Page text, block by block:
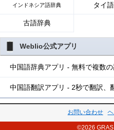
インドネシア語辞典 タイ
古語辞典
Weblio公式アプリ
中国語辞典アプリ - 無料で複数
中国語翻訳アプリ - 2秒で翻訳、
お問い合わせ
©2026